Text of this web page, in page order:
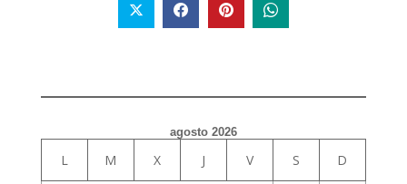
agosto 2026
L M X J V S D